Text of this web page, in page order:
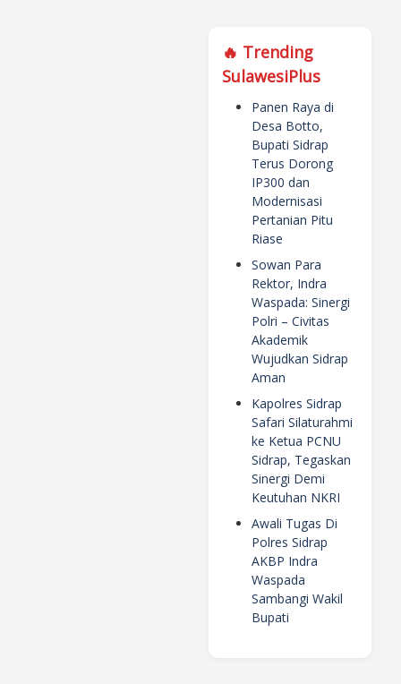
🔥 Trending
SulawesiPlus
Panen Raya di
Desa Botto,
Bupati Sidrap
Terus Dorong
IP300 dan
Modernisasi
Pertanian Pitu
Riase
Sowan Para
Rektor, Indra
Waspada: Sinergi
Polri – Civitas
Akademik
Wujudkan Sidrap
Aman
Kapolres Sidrap
Safari Silaturahmi
ke Ketua PCNU
Sidrap, Tegaskan
Sinergi Demi
Keutuhan NKRI
Awali Tugas Di
Polres Sidrap
AKBP Indra
Waspada
Sambangi Wakil
Bupati